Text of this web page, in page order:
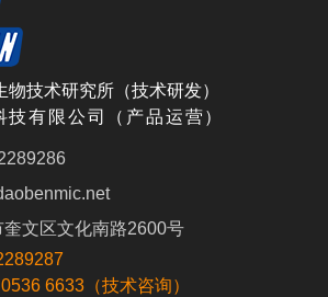
物技术研究所（技术研发）
有限公司（产品运营）
文区文化南路2600号
6633（技术咨询）